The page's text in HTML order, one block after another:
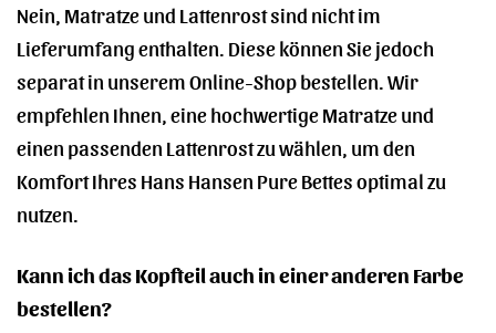
Nein, Matratze und Lattenrost sind nicht im
Lieferumfang enthalten. Diese können Sie jedoch
separat in unserem Online-Shop bestellen. Wir
empfehlen Ihnen, eine hochwertige Matratze und
einen passenden Lattenrost zu wählen, um den
Komfort Ihres Hans Hansen Pure Bettes optimal zu
nutzen.
Kann ich das Kopfteil auch in einer anderen Farbe
bestellen?